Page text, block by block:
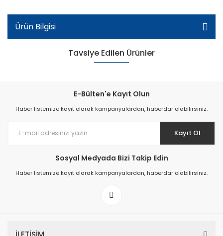
Ürün Bilgisi
Tavsiye Edilen Ürünler
E-Bülten'e Kayıt Olun
Haber listemize kayıt olarak kampanyalardan, haberdar olabilirsiniz.
Kayıt Ol
Sosyal Medyada Bizi Takip Edin
Haber listemize kayıt olarak kampanyalardan, haberdar olabilirsiniz.